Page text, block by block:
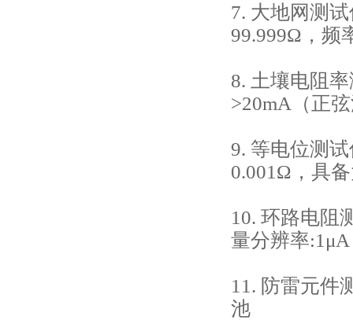
7. 大地网测
99.999Ω，频
8. 土壤电阻
>20mA（正
9. 等电位测
0.001Ω，具
10. 环路电阻
量分辨率
11. 防雷元件
池